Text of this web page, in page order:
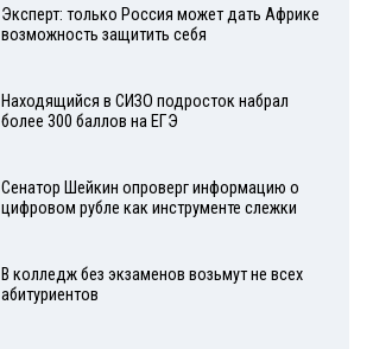
Эксперт: только Россия может дать Африке
возможность защитить себя
Находящийся в СИЗО подросток набрал
более 300 баллов на ЕГЭ
Сенатор Шейкин опроверг информацию о
цифровом рубле как инструменте слежки
В колледж без экзаменов возьмут не всех
абитуриентов